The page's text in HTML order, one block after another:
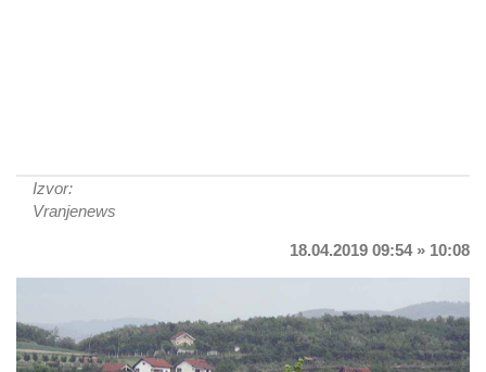
Izvor:
Vranjenews
18.04.2019 09:54 » 10:08